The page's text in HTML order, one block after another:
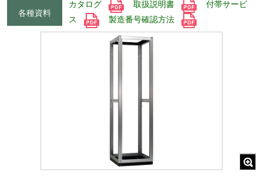
各種資料
カタログ 取扱説明書
付帯サービ
ス
製造番号確認方法